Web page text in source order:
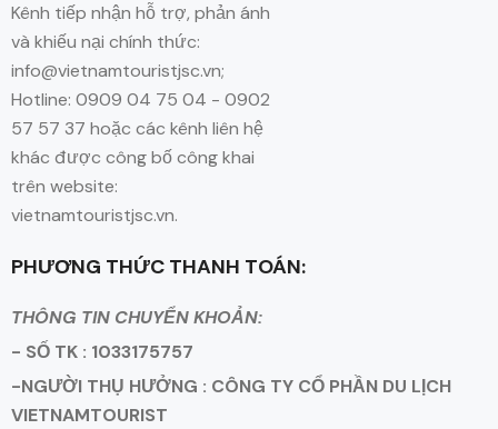
Kênh tiếp nhận hỗ trợ, phản ánh
và khiếu nại chính thức:
info@vietnamtouristjsc.vn;
Hotline: 0909 04 75 04 - 0902
57 57 37 hoặc các kênh liên hệ
khác được công bố công khai
trên website:
vietnamtouristjsc.vn.
PHƯƠNG THỨC THANH TOÁN:
THÔNG TIN CHUYỂN KHOẢN:
- SỐ TK : 1033175757
-NGƯỜI THỤ HƯỞNG : CÔNG TY CỔ PHẦN DU LỊCH
VIETNAMTOURIST